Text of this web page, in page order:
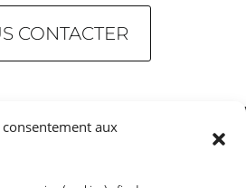
consentement aux
CONTACTER